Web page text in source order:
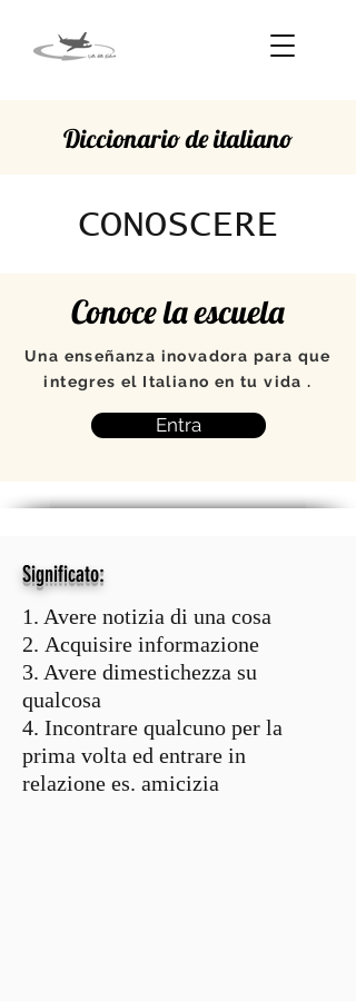
Diccionario de italiano
CONOSCERE
Conoce la escuela
Una enseñanza inovadora para que
integres el Italiano en tu vida .
Entra
Significato:
1. Avere notizia di una cosa
2. Acquisire informazione
3. Avere dimestichezza su
qualcosa
4. Incontrare qualcuno per la
prima volta ed entrare in
relazione es. amicizia